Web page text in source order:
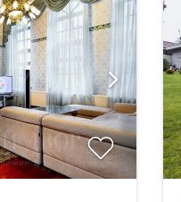
фотографий